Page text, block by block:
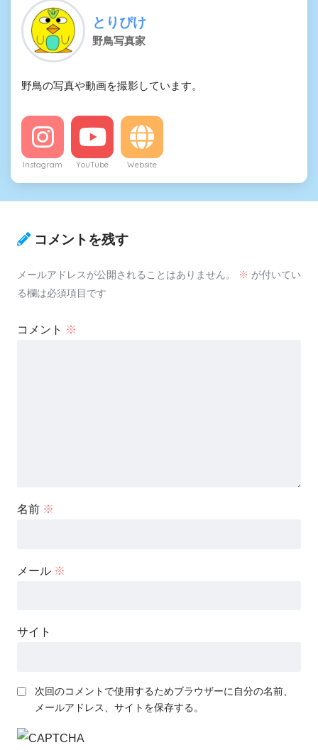
とりぴけ
野鳥写真家
野鳥の写真や動画を撮影しています。
Instagram YouTube Website
コメントを残す
メールアドレスが公開されることはありません。 ※ が付いてい
る欄は必須項目です
コメント ※
名前 ※
メール ※
サイト
次回のコメントで使用するためブラウザーに自分の名前、
メールアドレス、サイトを保存する。